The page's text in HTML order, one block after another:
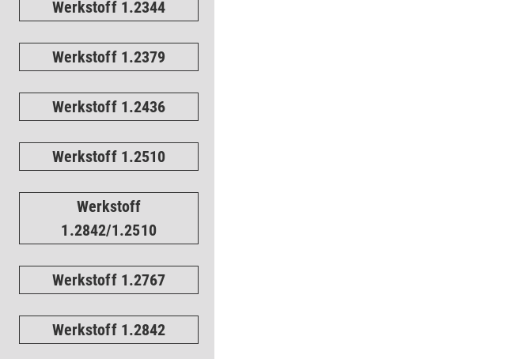
Werkstoff 1.2344
Werkstoff 1.2379
Werkstoff 1.2436
Werkstoff 1.2510
Werkstoff
1.2842/1.2510
Werkstoff 1.2767
Werkstoff 1.2842